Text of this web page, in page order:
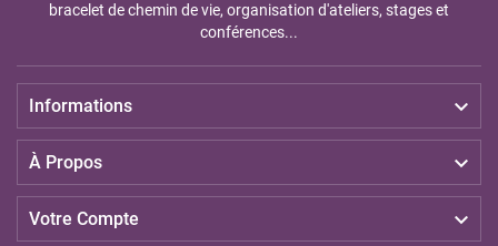
bracelet de chemin de vie, organisation d'ateliers, stages et
conférences...
Informations 
À Propos 
Votre Compte 